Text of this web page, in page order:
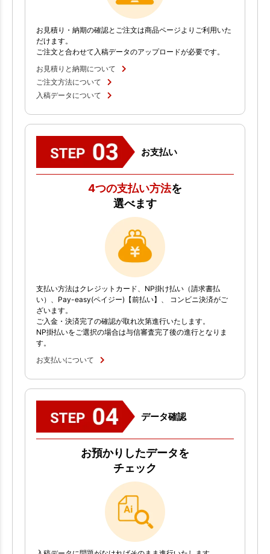
お見積り・納期の確認とご注文は商品ページよりご利用いた
だけます。
ご注文と合わせて入稿データのアップロードが必要です。
お見積りと納期について
ご注文方法について
入稿データについて
お支払い
4つの支払い方法を
選べます
支払い方法はクレジットカード、NP掛け払い（請求書払
い）、Pay-easy(ペイジー)【前払い】、 コンビニ決済がご
ざいます。
ご入金・決済完了の確認が取れ次第進行いたします。
NP掛払いをご選択の場合は与信審査完了後の進行となりま
す。
お支払いについて
データ確認
お預かりしたデータを
チェック